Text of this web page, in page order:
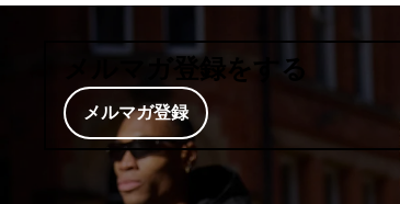
メルマガ登録をする
メルマガ登録